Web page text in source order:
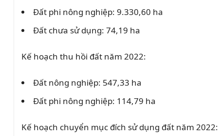
Đất phi nông nghiệp: 9.330,60 ha
Đất chưa sử dụng: 74,19 ha
Kế hoạch thu hồi đất năm 2022:
Đất nông nghiệp: 547,33 ha
Đất phi nông nghiệp: 114,79 ha
Kế hoạch chuyển mục đích sử dụng đất năm 2022: